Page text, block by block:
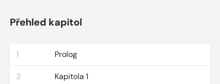
Přehled kapitol
1 Prolog
2 Kapitola 1